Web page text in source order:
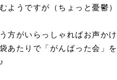
ようですが（ちょっと憂鬱
方がいらっしゃればお声か
あたりで「がんばった会」